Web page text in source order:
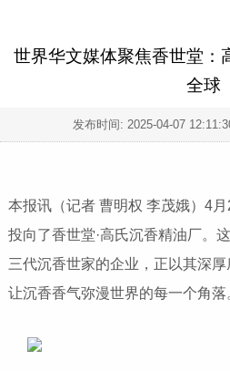
世界华文媒体聚焦香世堂：
全球
发布时间: 2025-04-07
本报讯（记者 曹明权 李茂娥）4
投向了香世堂·高氏沉香精油厂。
三代沉香世家的企业，正以其深
让沉香香气弥漫世界的每一个角落